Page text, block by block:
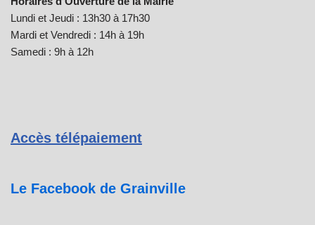
Lundi et Jeudi : 13h30 à 17h30
Mardi et Vendredi : 14h à 19h
Samedi : 9h à 12h
Accès télépaiement
Le Facebook de Grainville